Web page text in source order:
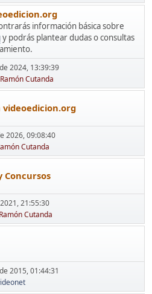
información básica sobre
y podrás plantear dudas o consultas
2024, 13:39:39
Ramón Cutanda
videoedicion.org
2026, 09:08:40
Cutanda
Concursos
21:55:30
Ramón Cutanda
2015, 01:44:31